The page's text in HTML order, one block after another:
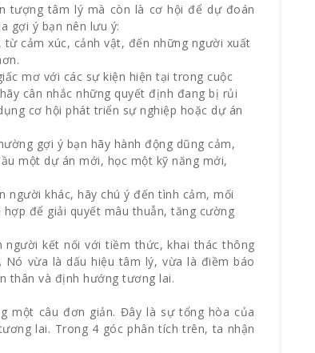
tượng tâm lý mà còn là cơ hội để dự đoán
gợi ý bạn nên lưu ý:
cảm xúc, cảnh vật, đến những người xuất
mơ với các sự kiện hiện tại trong cuộc
cân nhắc những quyết định đang bị rủi
cơ hội phát triển sự nghiệp hoặc dự án
gợi ý bạn hãy hành động dũng cảm,
một dự án mới, học một kỹ năng mới,
người khác, hãy chú ý đến tình cảm, mối
để giải quyết mâu thuẫn, tăng cường
kết nối với tiềm thức, khai thác thông
vừa là dấu hiệu tâm lý, vừa là điềm báo
thân và định hướng tương lai.
một câu đơn giản. Đây là sự tổng hòa của
lai. Trong 4 góc phân tích trên, ta nhận